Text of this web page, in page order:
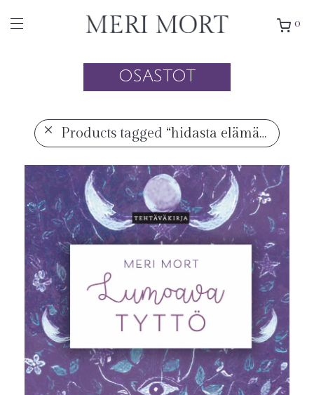
0
OSASTOT
Products tagged “hidasta elämää”